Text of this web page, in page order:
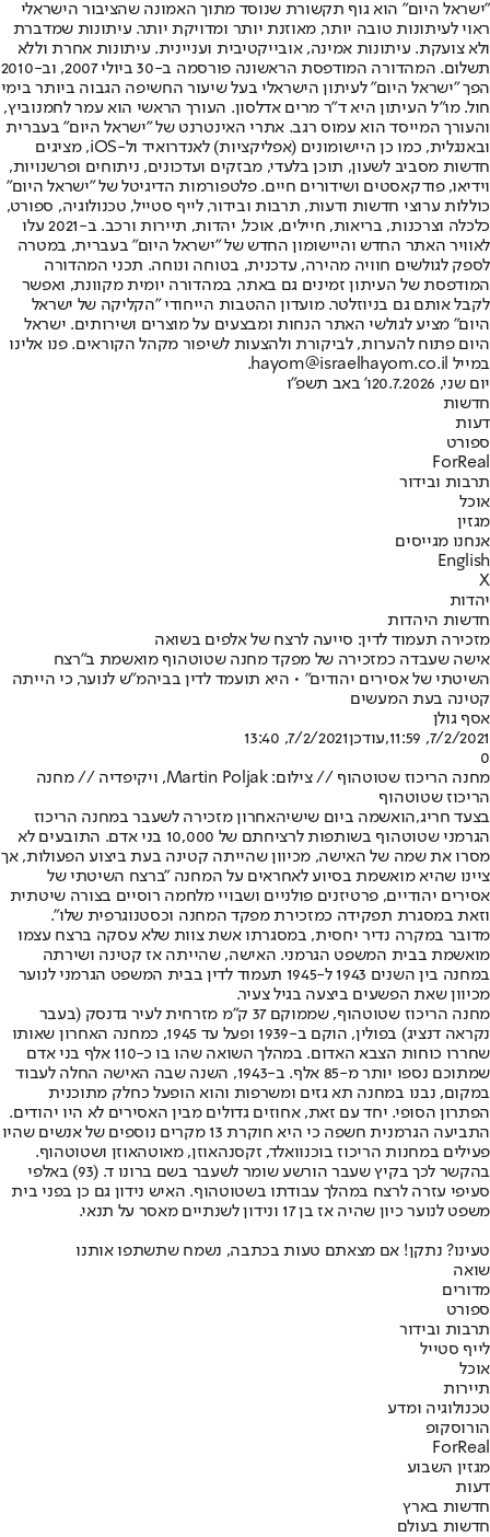
"ישראל היום" הוא גוף תקשורת שנוסד מתוך האמונה שהציבור הישראלי
ראוי לעיתונות טובה יותר, מאוזנת יותר ומדויקת יותר. עיתונות שמדברת
ולא צועקת. עיתונות אמינה, אובייקטיבית ועניינית. עיתונות אחרת וללא
תשלום. המהדורה המודפסת הראשונה פורסמה ב-30 ביולי 2007, וב-2010
הפך "ישראל היום" לעיתון הישראלי בעל שיעור החשיפה הגבוה ביותר בימי
חול. מו"ל העיתון היא ד"ר מרים אדלסון. העורך הראשי הוא עמר לחמנוביץ,
והעורך המייסד הוא עמוס רגב. אתרי האינטרנט של "ישראל היום" בעברית
ובאנגלית, כמו כן היישומונים (אפליקציות) לאנדרואיד ול-iOS, מציגים
חדשות מסביב לשעון, תוכן בלעדי, מבזקים ועדכונים, ניתוחים ופרשנויות,
וידיאו, פודקאסטים ושידורים חיים. פלטפורמות הדיגיטל של "ישראל היום"
כוללות ערוצי חדשות ודעות, תרבות ובידור, לייף סטייל, טכנולוגיה, ספורט,
כלכלה וצרכנות, בריאות, חיילים, אוכל, יהדות, תיירות ורכב. ב-2021 עלו
לאוויר האתר החדש והיישומון החדש של "ישראל היום" בעברית, במטרה
לספק לגולשים חוויה מהירה, עדכנית, בטוחה ונוחה. תכני המהדורה
המודפסת של העיתון זמינים גם באתר, במהדורה יומית מקוונת, ואפשר
לקבל אותם גם בניוזלטר. מועדון ההטבות הייחודי "הקליקה של ישראל
היום" מציע לגולשי האתר הנחות ומבצעים על מוצרים ושירותים. ישראל
היום פתוח להערות, לביקורת ולהצעות לשיפור מקהל הקוראים. פנו אלינו
במייל hayom@israelhayom.co.il.
יום שני, 20.7.2026
ו' באב תשפ"ו
חדשות
דעות
ספורט
ForReal
תרבות ובידור
אוכל
מגזין
אנחנו מגייסים
English
X
יהדות
חדשות היהדות
מזכירה תעמוד לדין: סייעה לרצח של אלפים בשואה
אישה שעבדה כמזכירה של מפקד מחנה שטוטהוף מואשמת ב"רצח
השיטתי של אסירים יהודים" • היא תועמד לדין בביהמ"ש לנוער, כי הייתה
קטינה בעת המעשים
אסף גולן
7/2/2021, 11:59
,עודכן7/2/2021, 13:40
0
מחנה הריכוז שטוטהוף // צילום: Martin Poljak, ויקיפדיה // מחנה
הריכוז שטוטהוף
בצעד חריג,הואשמה ביום שישיהאחרון מזכירה לשעבר במחנה הריכוז
הגרמני שטוטהוף בשותפות לרציחתם של 10,000 בני אדם. התובעים לא
מסרו את שמה של האישה, מכיוון שהייתה קטינה בעת ביצוע הפעולות, אך
ציינו שהיא מואשמת בסיוע לאחראים על המחנה "ברצח השיטתי של
אסירים יהודיים, פרטיזנים פולניים ושבויי מלחמה רוסיים בצורה שיטתית
וזאת במסגרת תפקידה כמזכירת מפקד המחנה וכסטנוגרפית שלו".
מדובר במקרה נדיר יחסית, במסגרתו אשת צוות שלא עסקה ברצח עצמו
מואשמת בבית המשפט הגרמני. האישה, שהייתה אז קטינה ושירתה
במחנה בין השנים 1943 ל-1945 תעמוד לדין בבית המשפט הגרמני לנוער
מכיוון שאת הפשעים ביצעה בגיל צעיר.
מחנה הריכוז שטוטהוף, שממוקם 37 ק"מ מזרחית לעיר גדנסק (בעבר
נקראה דנציג) בפולין, הוקם ב-1939 ופעל עד 1945, כמחנה האחרון שאותו
שחררו כוחות הצבא האדום. במהלך השואה שהו בו כ-110 אלף בני אדם
שמתוכם נספו יותר מ-85 אלף. ב-1943, השנה שבה האישה החלה לעבוד
במקום, נבנו במחנה תא גזים ומשרפות והוא הופעל כחלק מתוכנית
הפתרון הסופי. יחד עם זאת, אחוזים גדולים מבין האסירים לא היו יהודים.
התביעה הגרמנית חשפה כי היא חוקרת 13 מקרים נוספים של אנשים שהיו
פעילים במחנות הריכוז בוכנוואלד, זקסנהאוזן, מאוטהאוזן ושטוטהוף.
בהקשר לכך בקיץ שעבר הורשע שומר לשעבר בשם ברונו ד. (93) באלפי
סעיפי עזרה לרצח במהלך עבודתו בשטוטהוף. האיש נידון גם כן בפני בית
משפט לנוער כיון שהיה אז בן 17 ונידון לשנתיים מאסר על תנאי.
טעינו? נתקן! אם מצאתם טעות בכתבה, נשמח שתשתפו אותנו
שואה
מדורים
ספורט
תרבות ובידור
לייף סטייל
אוכל
תיירות
טכנולוגיה ומדע
הורוסקופ
ForReal
מגזין השבוע
דעות
חדשות בארץ
חדשות בעולם